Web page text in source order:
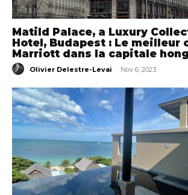
Matild Palace, a Luxury
Hotel, Budapest : Le meilleur
Marriott dans la capitale
Olivier Delestre-Levai - Nov 6, 2023